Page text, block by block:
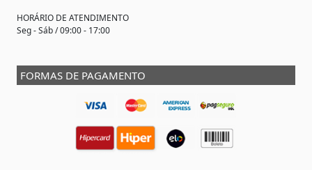
HORÁRIO DE ATENDIMENTO
Seg - Sáb / 09:00 - 17:00
FORMAS DE PAGAMENTO